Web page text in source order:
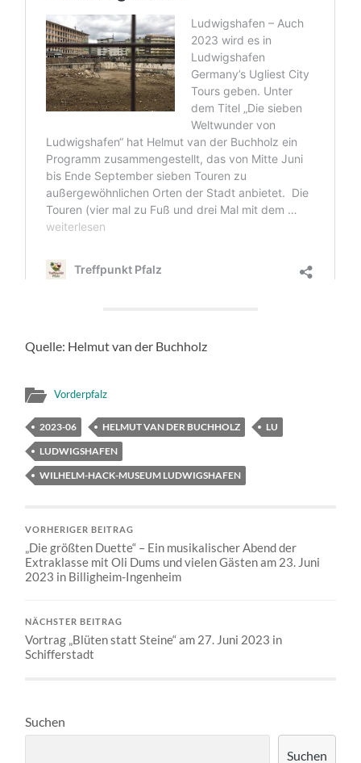
Quelle: Helmut van der Buchholz
Vorderpfalz
2023-06 HELMUT VAN DER BUCHHOLZ
LU
LUDWIGSHAFEN
WILHELM-HACK-MUSEUM LUDWIGSHAFEN
VORHERIGER BEITRAG
„Die größten Duette“ – Ein musikalischer Abend der
Extraklasse mit Oli Dums und vielen Gästen am 23. Juni
2023 in Billigheim-Ingenheim
NÄCHSTER BEITRAG
Vortrag „Blüten statt Steine“ am 27. Juni 2023 in
Schifferstadt
Suchen
Suchen